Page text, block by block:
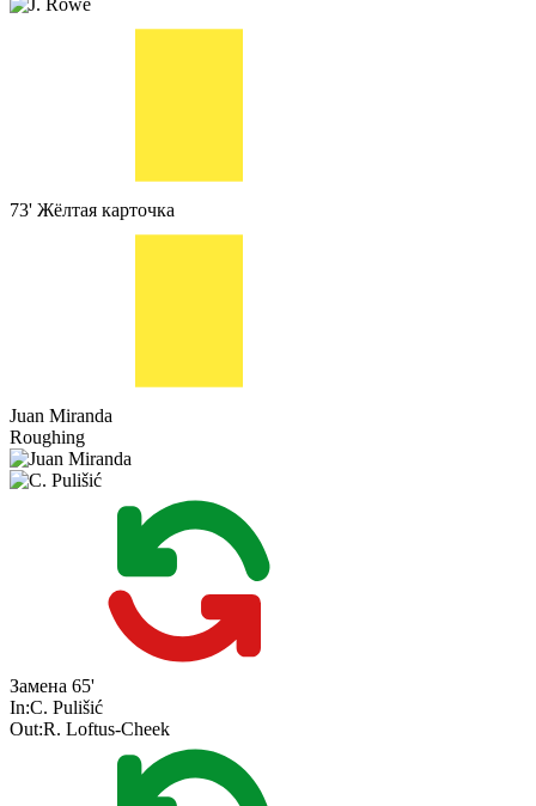
73' Жёлтая карточка
Juan Miranda
Roughing
Замена 65'
In:C. Pulišić
Out:R. Loftus-Cheek